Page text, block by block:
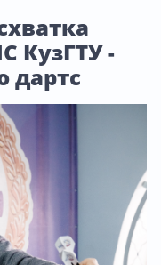
КузГТУ -
дартс